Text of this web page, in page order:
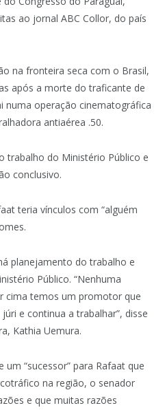
ao jornal ABC Collor, do país
na fronteira seca com o Brasil,
após a morte do traficante de
numa operação cinematográfica
antiaérea .50.
trabalho do Ministério Público e
conclusivo.
teria vínculos com “alguém
planejamento do trabalho e
Público. “Nenhuma
cima temos um promotor que
e continua a trabalhar”, disse
Kathia Uemura.
um “sucessor” para Rafaat que
na região, o senador
e que muitas razões